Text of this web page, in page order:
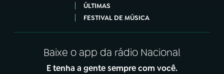
ÚLTIMAS
FESTIVAL DE MÚSICA
Baixe o app da rádio Nacional
E tenha a gente sempre com você.